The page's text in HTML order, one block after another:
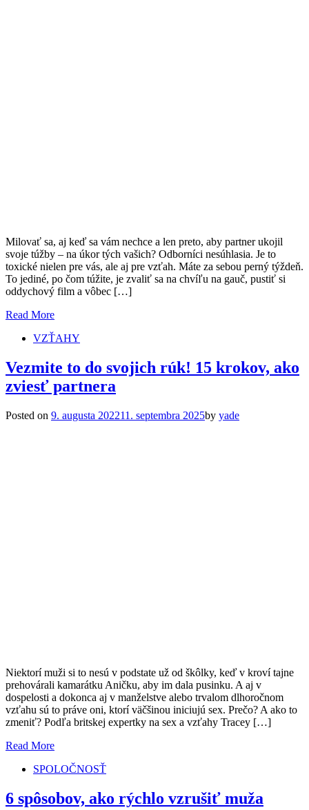
Milovať sa, aj keď sa vám nechce a len preto, aby partner ukojil
svoje túžby – na úkor tých vašich? Odborníci nesúhlasia. Je to
toxické nielen pre vás, ale aj pre vzťah. Máte za sebou perný týždeň.
To jediné, po čom túžite, je zvaliť sa na chvíľu na gauč, pustiť si
oddychový film a vôbec […]
Read More
VZŤAHY
Vezmite to do svojich rúk! 15 krokov, ako
zviesť partnera
Posted on 9. augusta 202211. septembra 2025by yade
Niektorí muži si to nesú v podstate už od škôlky, keď v kroví tajne
prehovárali kamarátku Aničku, aby im dala pusinku. A aj v
dospelosti a dokonca aj v manželstve alebo trvalom dlhoročnom
vzťahu sú to práve oni, ktorí väčšinou iniciujú sex. Prečo? A ako to
zmeniť? Podľa britskej expertky na sex a vzťahy Tracey […]
Read More
SPOLOČNOSŤ
6 spôsobov, ako rýchlo vzrušiť muža